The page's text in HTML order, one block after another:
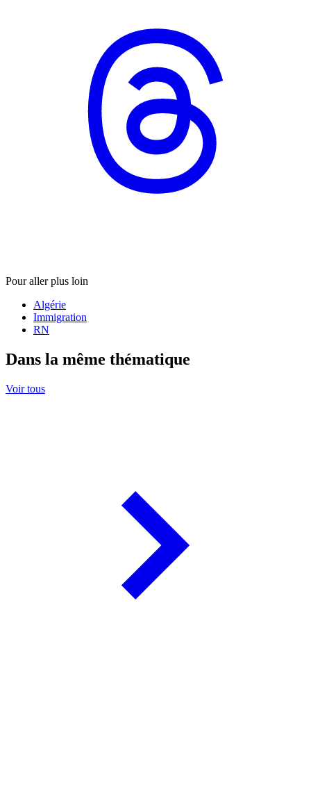
Pour aller plus loin
Algérie
Immigration
RN
Dans la même thématique
Voir tous